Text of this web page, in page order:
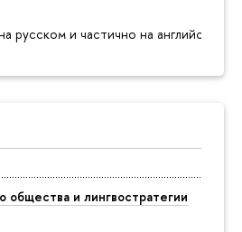
русском и частично на английском
общества и лингвостратегии